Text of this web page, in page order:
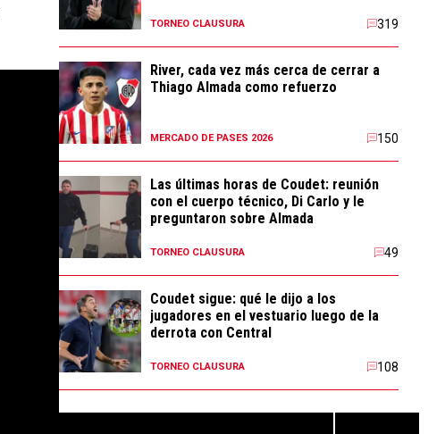
TORNEO CLAUSURA 319
River, cada vez más cerca de cerrar a
Thiago Almada como refuerzo
MERCADO DE PASES 2026 150
Las últimas horas de Coudet: reunión
con el cuerpo técnico, Di Carlo y le
preguntaron sobre Almada
TORNEO CLAUSURA 49
Coudet sigue: qué le dijo a los
jugadores en el vestuario luego de la
derrota con Central
TORNEO CLAUSURA 108